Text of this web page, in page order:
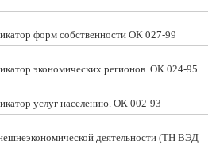
форм собственности ОК 027-99
экономических регионов. ОК 024-95
услуг населению. ОК 002-93
деятельности (ТН ВЭД